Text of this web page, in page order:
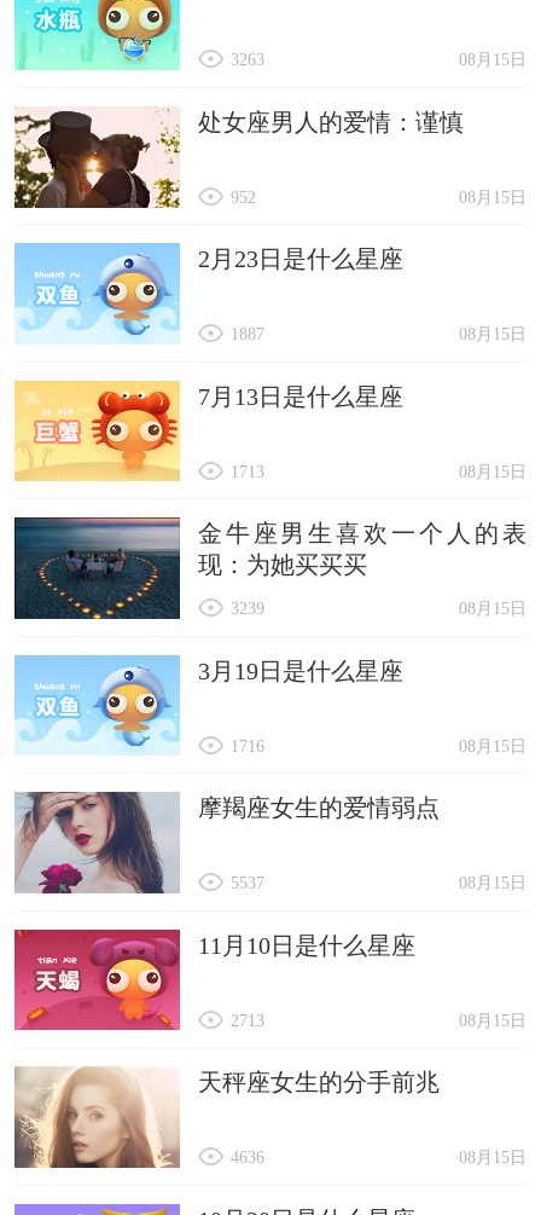
08月15日
3263
处女座男人的爱情：谨慎
08月15日
952
2月23日是什么星座
08月15日
1887
7月13日是什么星座
08月15日
1713
金牛座男生喜欢一个人的表
现：为她买买买
08月15日
3239
3月19日是什么星座
08月15日
1716
摩羯座女生的爱情弱点
08月15日
5537
11月10日是什么星座
08月15日
2713
天秤座女生的分手前兆
08月15日
4636